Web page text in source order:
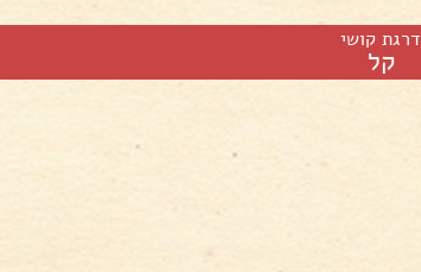
דרגת קושי
קל